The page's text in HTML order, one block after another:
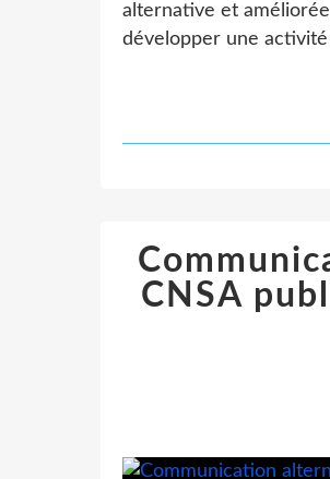
alternative et
développer une
CNSA